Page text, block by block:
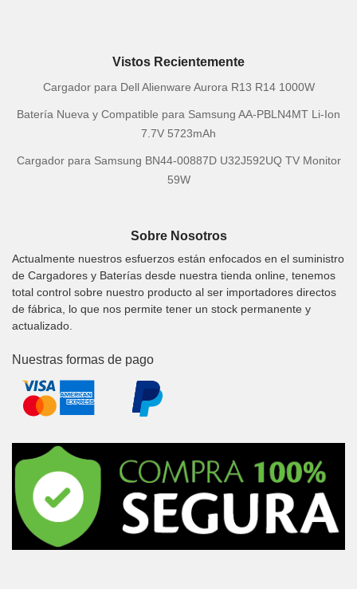
Vistos Recientemente
Cargador para Dell Alienware Aurora R13 R14 1000W
Batería Nueva y Compatible para Samsung AA-PBLN4MT Li-Ion
7.7V 5723mAh
Cargador para Samsung BN44-00887D U32J592UQ TV Monitor
59W
Sobre Nosotros
Actualmente nuestros esfuerzos están enfocados en el suministro
de Cargadores y Baterías desde nuestra tienda online, tenemos
total control sobre nuestro producto al ser importadores directos
de fábrica, lo que nos permite tener un stock permanente y
actualizado.
Nuestras formas de pago